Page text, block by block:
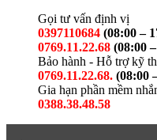
Gọi tư vấn định vị
0397110684 (08:00 –
0769.11.22.68 (08:00
Bảo hành - Hỗ trợ kỹ
0769.11.22.68. (08:00
Gia hạn phần mềm
0388.38.48.58